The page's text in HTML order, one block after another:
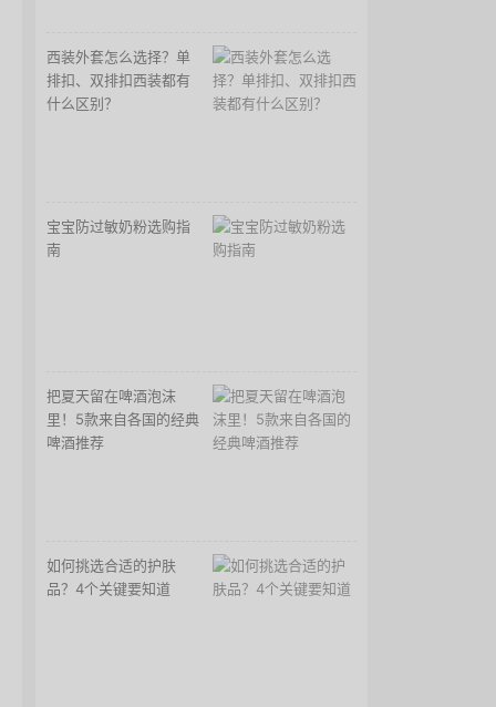
西装外套怎么选择？单
排扣、双排扣西装都有
什么区别？
宝宝防过敏奶粉选购指
南
把夏天留在啤酒泡沫
里！5款来自各国的经典
啤酒推荐
如何挑选合适的护肤
品？4个关键要知道